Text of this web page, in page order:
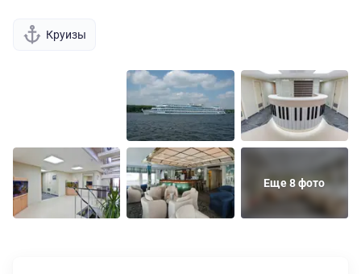
Круизы
Еще 8 фото